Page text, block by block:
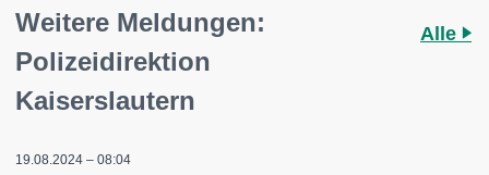
Weitere Meldungen:
Polizeidirektion
Kaiserslautern
Alle
19.08.2024 – 08:04